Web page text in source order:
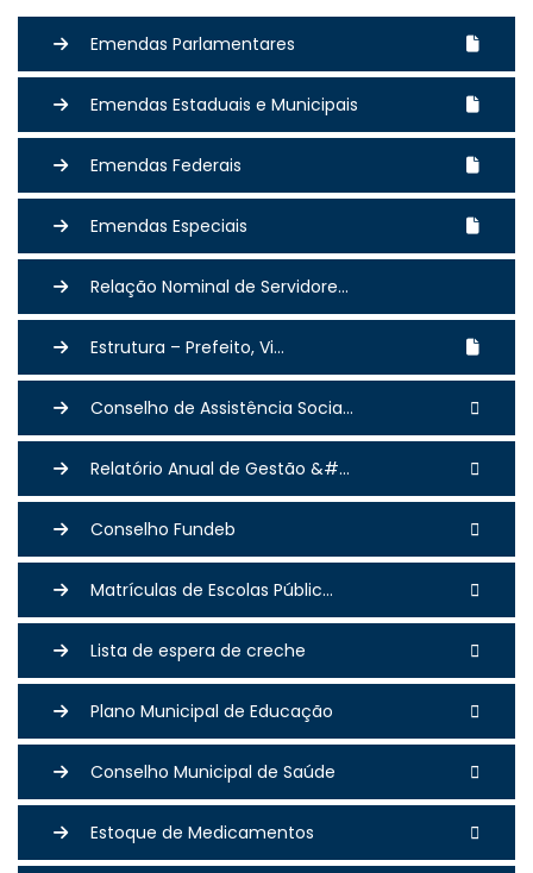
Emendas Parlamentares
Emendas Estaduais e Municipais
Emendas Federais
Emendas Especiais
Relação Nominal de Servidore...
Estrutura – Prefeito, Vi...
Conselho de Assistência Socia...
Relatório Anual de Gestão &#...
Conselho Fundeb
Matrículas de Escolas Públic...
Lista de espera de creche
Plano Municipal de Educação
Conselho Municipal de Saúde
Estoque de Medicamentos